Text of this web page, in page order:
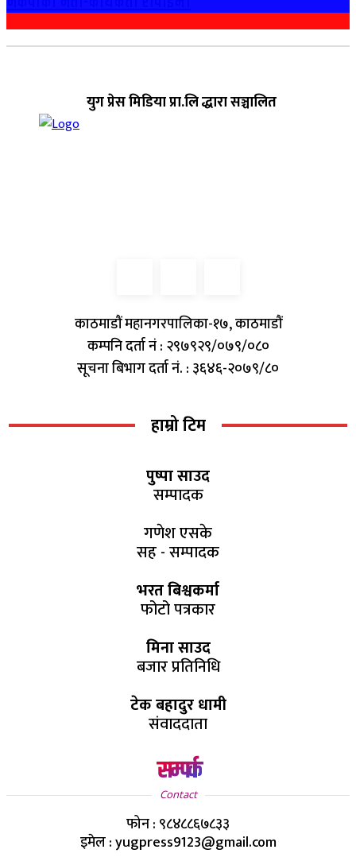
युग प्रेस मिडिया प्रा.लि द्धारा सञ्चालित
काठमाडौं महानगरपालिका-१७, काठमाडौं
कम्पनि दर्ता नं : २९७९२९/०७९/०८०
सूचना बिभाग दर्ता नं. : ३६४६-२०७९/८०
हाम्रो टिम
पुष्पा साउद
सम्पादक
गणेश एसके
सह - सम्पादक
भरत बिश्वकर्मा
फोटो पत्रकार
मिना साउद
बजार प्रतिनिधि
टेक बहादुर धामी
संवाददाता
सम्पर्क
Contact
फोन : ९८४८८६७८३३
इमेल : yugpress9123@gmail.com